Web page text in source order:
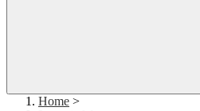
Home >